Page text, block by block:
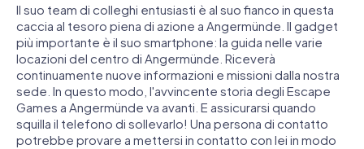
Il suo team di colleghi entusiasti è al suo fianco in questa
caccia al tesoro piena di azione a Angermünde. Il gadget
più importante è il suo smartphone: la guida nelle varie
locazioni del centro di Angermünde. Riceverà
continuamente nuove informazioni e missioni dalla nostra
sede. In questo modo, l'avvincente storia degli Escape
Games a Angermünde va avanti. E assicurarsi quando
squilla il telefono di sollevarlo! Una persona di contatto
potrebbe provare a mettersi in contatto con lei in modo